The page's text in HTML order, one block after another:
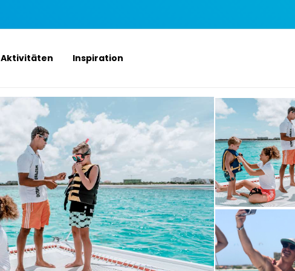
Aktivitäten Inspiration